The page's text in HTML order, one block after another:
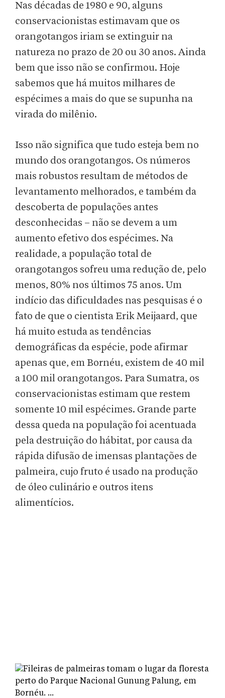
Nas décadas de 1980 e 90, alguns
conservacionistas estimavam que os
orangotangos iriam se extinguir na
natureza no prazo de 20 ou 30 anos. Ainda
bem que isso não se confirmou. Hoje
sabemos que há muitos milhares de
espécimes a mais do que se supunha na
virada do milênio.
Isso não significa que tudo esteja bem no
mundo dos orangotangos. Os números
mais robustos resultam de métodos de
levantamento melhorados, e também da
descoberta de populações antes
desconhecidas – não se devem a um
aumento efetivo dos espécimes. Na
realidade, a população total de
orangotangos sofreu uma redução de, pelo
menos, 80% nos últimos 75 anos. Um
indício das dificuldades nas pesquisas é o
fato de que o cientista Erik Meijaard, que
há muito estuda as tendências
demográficas da espécie, pode afirmar
apenas que, em Bornéu, existem de 40 mil
a 100 mil orangotangos. Para Sumatra, os
conservacionistas estimam que restem
somente 10 mil espécimes. Grande parte
dessa queda na população foi acentuada
pela destruição do hábitat, por causa da
rápida difusão de imensas plantações de
palmeira, cujo fruto é usado na produção
de óleo culinário e outros itens
alimentícios.